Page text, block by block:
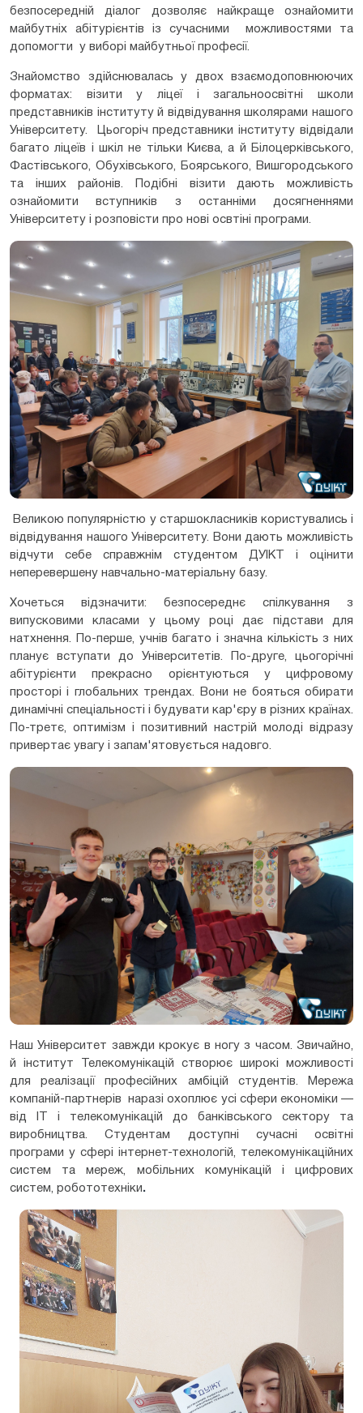
безпосередній діалог дозволяє найкраще ознайомити
майбутніх абітурієнтів із сучасними можливостями та
допомогти у виборі майбутньої професії.
Знайомство здійснювалась у двох взаємодоповнюючих
форматах: візити у ліцеї і загальноосвітні школи
представників інституту й відвідування школярами нашого
Університету. Цьогоріч представники інституту відвідали
багато ліцеїв і шкіл не тільки Києва, а й Білоцерківського,
Фастівського, Обухівського, Боярського, Вишгородського
та інших районів. Подібні візити дають можливість
ознайомити вступників з останніми досягненнями
Університету і розповісти про нові освтіні програми.
Великою популярністю у старшокласників користувались і
відвідування нашого Університету. Вони дають можливість
відчути себе справжнім студентом ДУІКТ і оцінити
неперевершену навчально-матеріальну базу.
Хочеться відзначити: безпосереднє спілкування з
випусковими класами у цьому році дає підстави для
натхнення. По-перше, учнів багато і значна кількість з них
планує вступати до Університетів. По-друге, цьогорічні
абітурієнти прекрасно орієнтуються у цифровому
просторі і глобальних трендах. Вони не бояться обирати
динамічні спеціальності і будувати кар'єру в різних країнах.
По-третє, оптимізм і позитивний настрій молоді відразу
привертає увагу і запам'ятовується надовго.
Наш Університет завжди крокує в ногу з часом. Звичайно,
й інститут Телекомунікацій створює широкі можливості
для реалізації професійних амбіцій студентів. Мережа
компаній-партнерів наразі охоплює усі сфери економіки —
від ІТ і телекомунікацій до банківського сектору та
виробництва. Студентам доступні сучасні освітні
програми у сфері інтернет-технологій, телекомунікаційних
систем та мереж, мобільних комунікацій і цифрових
систем, робототехніки.